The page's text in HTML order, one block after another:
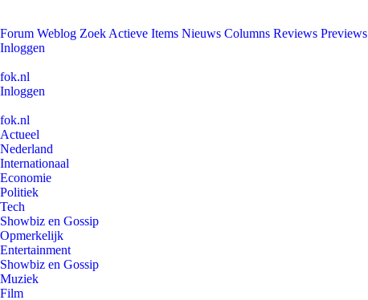
Forum Weblog Zoek Actieve Items Nieuws Columns Reviews Previews
Inloggen
fok.nl
Inloggen
fok.nl
Actueel
Nederland
Internationaal
Economie
Politiek
Tech
Showbiz en Gossip
Opmerkelijk
Entertainment
Showbiz en Gossip
Muziek
Film